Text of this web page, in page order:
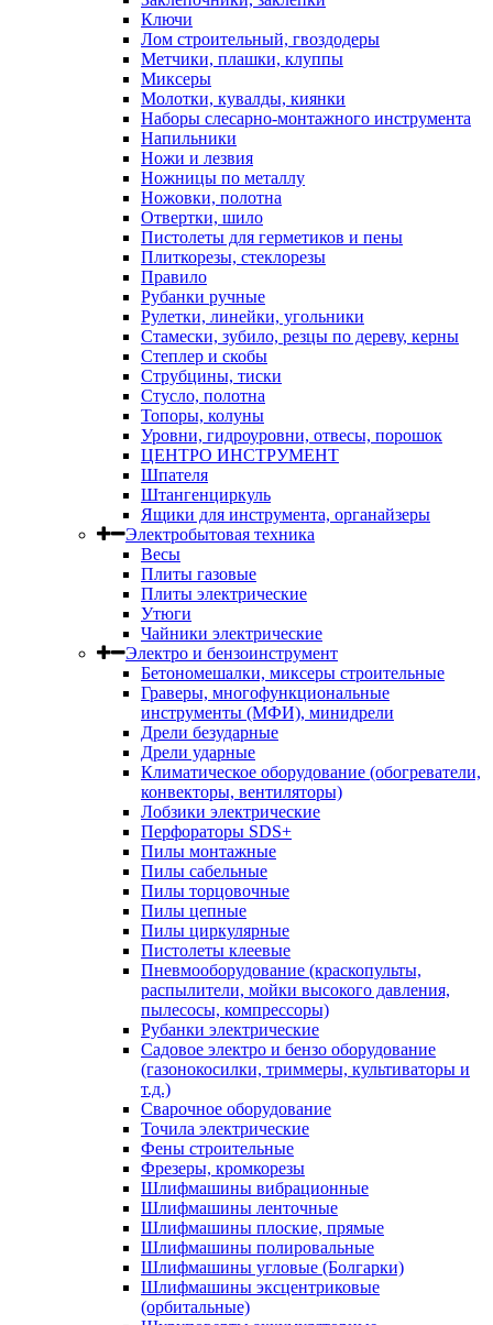
Ключи
Лом строительный, гвоздодеры
Метчики, плашки, клуппы
Миксеры
Молотки, кувалды, киянки
Наборы слесарно-монтажного инструмента
Напильники
Ножи и лезвия
Ножницы по металлу
Ножовки, полотна
Отвертки, шило
Пистолеты для герметиков и пены
Плиткорезы, стеклорезы
Правило
Рубанки ручные
Рулетки, линейки, угольники
Стамески, зубило, резцы по дереву, керны
Степлер и скобы
Струбцины, тиски
Стусло, полотна
Топоры, колуны
Уровни, гидроуровни, отвесы, порошок
ЦЕНТРО ИНСТРУМЕНТ
Шпателя
Штангенциркуль
Ящики для инструмента, органайзеры
Электробытовая техника
Весы
Плиты газовые
Плиты электрические
Утюги
Чайники электрические
Электро и бензоинструмент
Бетономешалки, миксеры строительные
Граверы, многофункциональные
инструменты (МФИ), минидрели
Дрели безударные
Дрели ударные
Климатическое оборудование (обогреватели,
конвекторы, вентиляторы)
Лобзики электрические
Перфораторы SDS+
Пилы монтажные
Пилы сабельные
Пилы торцовочные
Пилы цепные
Пилы циркулярные
Пистолеты клеевые
Пневмооборудование (краскопульты,
распылители, мойки высокого давления,
пылесосы, компрессоры)
Рубанки электрические
Садовое электро и бензо оборудование
(газонокосилки, триммеры, культиваторы и
т.д.)
Сварочное оборудование
Точила электрические
Фены строительные
Фрезеры, кромкорезы
Шлифмашины вибрационные
Шлифмашины ленточные
Шлифмашины плоские, прямые
Шлифмашины полировальные
Шлифмашины угловые (Болгарки)
Шлифмашины эксцентриковые
(орбитальные)